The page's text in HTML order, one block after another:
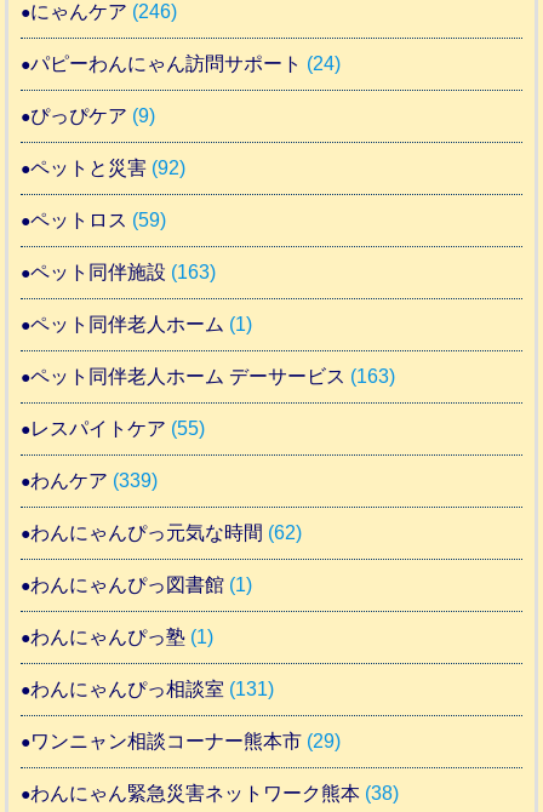
にゃんケア (246)
パピーわんにゃん訪問サポート (24)
ぴっぴケア (9)
ペットと災害 (92)
ペットロス (59)
ペット同伴施設 (163)
ペット同伴老人ホーム (1)
ペット同伴老人ホーム デーサービス (163)
レスパイトケア (55)
わんケア (339)
わんにゃんぴっ元気な時間 (62)
わんにゃんぴっ図書館 (1)
わんにゃんぴっ塾 (1)
わんにゃんぴっ相談室 (131)
ワンニャン相談コーナー熊本市 (29)
わんにゃん緊急災害ネットワーク熊本 (38)